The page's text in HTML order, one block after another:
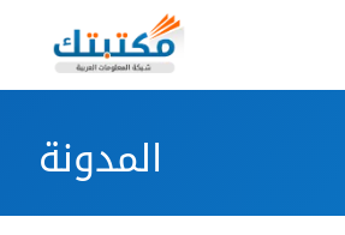
المدونة